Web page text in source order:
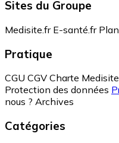
Sites du Groupe
Medisite.fr E-santé.fr
Pratique
CGU CGV Charte
Protection des données
nous ? Archives
Catégories